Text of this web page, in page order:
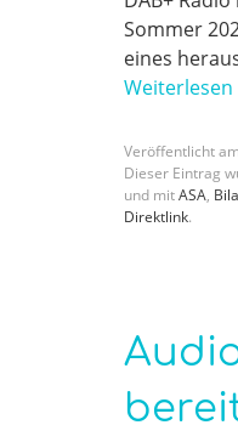
Sommer
eines
Weiterlesen
Veröffentlicht am
Dieser Eintrag
und mitASA,
Direktlink.